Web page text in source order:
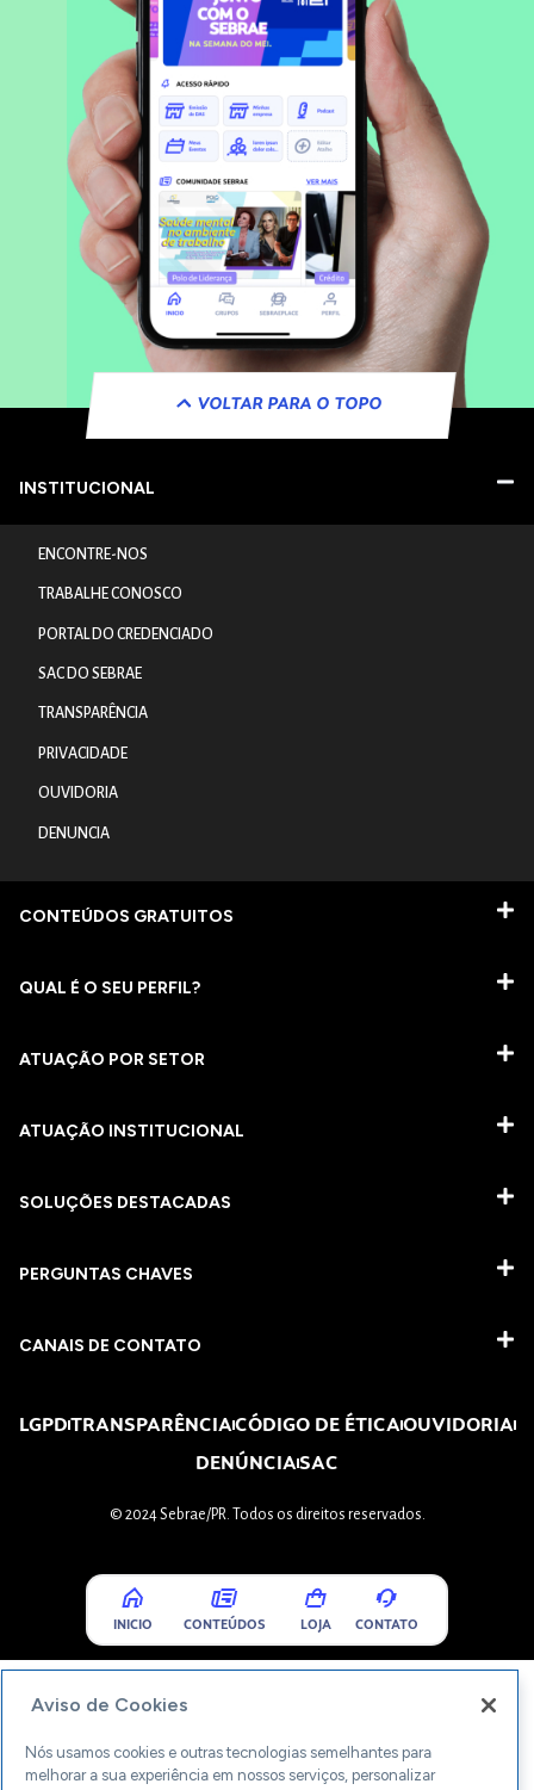
VOLTAR PARA O TOPO
INSTITUCIONAL
ENCONTRE-NOS
TRABALHE CONOSCO
PORTAL DO CREDENCIADO
SAC DO SEBRAE
TRANSPARÊNCIA
PRIVACIDADE
OUVIDORIA
DENUNCIA
CONTEÚDOS GRATUITOS
QUAL É O SEU PERFIL?
ATUAÇÃO POR SETOR
ATUAÇÃO INSTITUCIONAL
SOLUÇÕES DESTACADAS
PERGUNTAS CHAVES​
CANAIS DE CONTATO
LGPDTRANSPARÊNCIACÓDIGO DE ÉTICAOUVIDORIA
DENÚNCIASAC
© 2024 Sebrae/PR. Todos os direitos reservados.
INICIO CONTEÚDOS LOJA CONTATO
Aviso de Cookies
Nós usamos cookies e outras tecnologias semelhantes para
melhorar a sua experiência em nossos serviços, personalizar